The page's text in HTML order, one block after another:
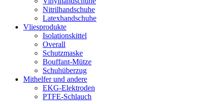
Nitrilhandschuhe
Latexhandschuhe
Vliesprodukte
Isolationskittel
Overall
Schutzmaske
Bouffant-Mütze
Schuhüberzug
Mithelfer und andere
EKG-Elektroden
PTFE-Schlauch